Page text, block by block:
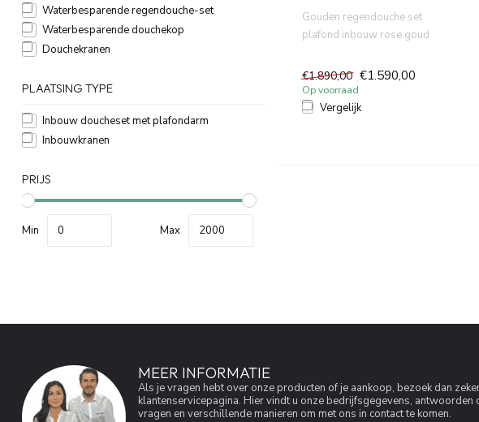
Waterbesparende regendouche-set
Waterbesparende douchekop
Douchekranen
PLAATSING TYPE
Inbouw doucheset met plafondarm
Inbouwkranen
PRIJS
Min Max
Gouden regendouche set
plafond inbouw rose goud
douchekop...
€1.890,00 €1.590,00
Op voorraad
Vergelijk
MEER INFORMATIE
Als je vragen hebt over onze producten of je aankoop, bezoek dan
klantenservicepagina. Hier vindt u onze bedrijfsgegevens,
vragen en verschillende manieren om met ons in contact te komen.